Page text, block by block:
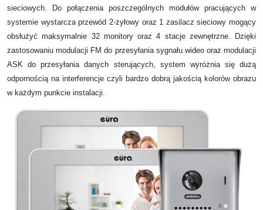
sieciowych. Do połączenia poszczególnych modułów pracujących w
systemie wystarcza przewód 2-żyłowy oraz 1 zasilacz sieciowy mogący
obsłużyć maksymalnie 32 monitory oraz 4 stacje zewnętrzne. Dzięki
zastosowaniu modulacji FM do przesyłania sygnału wideo oraz modulacji
ASK do przesyłania danych sterujących, system wyróżnia się dużą
odpornością na interferencje czyli bardzo dobrą jakością kolorów obrazu
w każdym punkcie instalacji.